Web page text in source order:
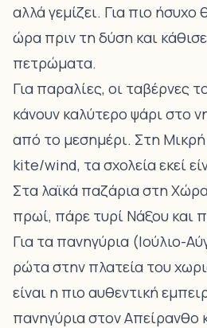
αλλά γεμίζει. Για πιο ήσυχο
ώρα πριν τη δύση και
πετρώματα.
Για παραλίες, οι ταβέρνες
κάνουν καλύτερο ψάρι στο
από το μεσημέρι. Στη Μικρή
kite/wind, τα σχολεία εκεί
Στα λαϊκά παζάρια στη
πρωί, πάρε τυρί Νάξου και
Για τα πανηγύρια (Ιούλιο-
ρώτα στην πλατεία του
είναι η πιο αυθεντική
πανηγύρια στον Απείρανθο